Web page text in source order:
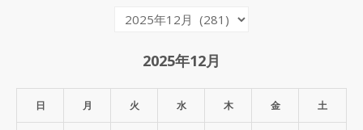
イ
2025年12月
日 月 火 水 木 金 土